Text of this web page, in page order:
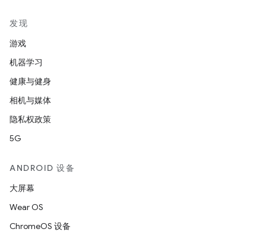
发现
游戏
机器学习
健康与健身
相机与媒体
隐私权政策
5G
ANDROID 设备
大屏幕
Wear OS
ChromeOS 设备